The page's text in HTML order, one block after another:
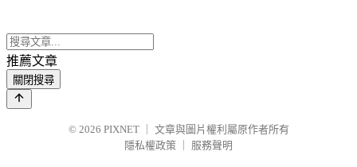
推薦文章
關閉搜尋
© 2026 PIXNET
文章與圖片權利屬原作者所有
隱私權政策
服務聲明